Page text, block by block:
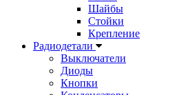
Шайбы
Стойки
Крепление
Радиодетали
Выключатели
Диоды
Кнопки